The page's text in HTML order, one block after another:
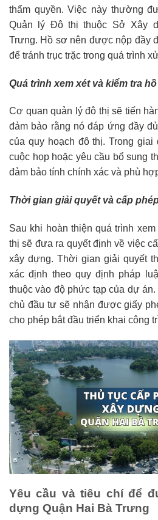
thẩm quyền. Việc này thường
Quản lý Đô thị thuộc Sở Xây
Trưng. Hồ sơ nên được nộp đầy
để tránh trục trặc trong quá trình
Quá trình xem xét và kiểm tra
Cơ quan quản lý đô thị sẽ tiến
đảm bảo rằng nó đáp ứng đầy
của quy hoạch đô thị. Trong giai
cuộc họp hoặc yêu cầu bổ sung
đảm bảo tính chính xác và phù
Thời gian giải quyết và cấp
Sau khi hoàn thiện quá trình
thị sẽ đưa ra quyết định về việc
xây dựng. Thời gian giải quyết
xác định theo quy định pháp
thuộc vào độ phức tạp của dự
chủ đầu tư sẽ nhận được giấy
cho phép bắt đầu triển khai công
Yêu cầu và tiêu chí để
dựng Quận Hai Bà Trưng